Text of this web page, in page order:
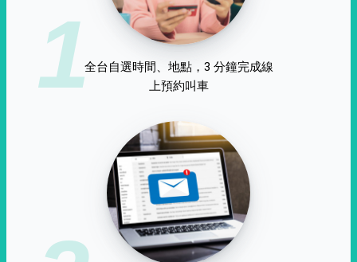
1全台自選時間、地點，3 分鐘完成線
上預約叫車